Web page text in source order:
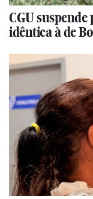
CGU
idêntica à de